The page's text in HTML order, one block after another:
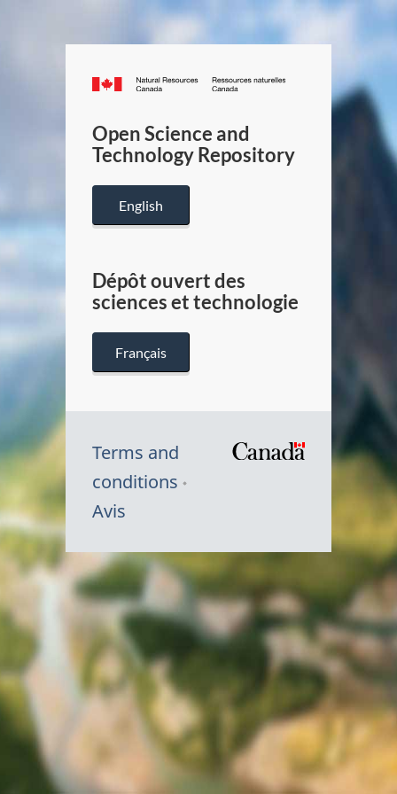
Canada.ca
/
Canada
Open Science and
Technology Repository
English
Dépôt ouvert des
sciences et technologie
Français
Terms and
conditions
Avis
Canada